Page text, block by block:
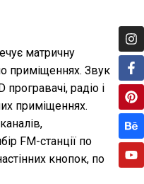
матричну
приміщеннях. Звук
програвачі, радіо і
приміщеннях.
FM-станції по
кнопок, по